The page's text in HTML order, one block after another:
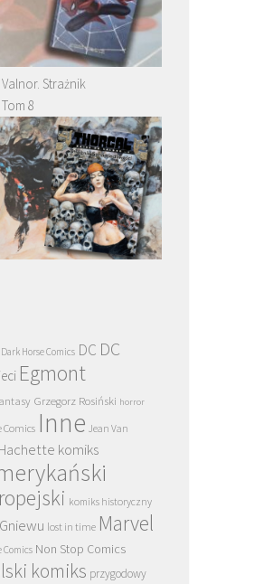
Strażnik
8
Dark Horse Comics DC DC
Egmont
Grzegorz Rosiński horror
Comics Inne Jean Van
komiks
komiks historyczny
lost in time Marvel
Comics Non Stop Comics
komiks przygodowy